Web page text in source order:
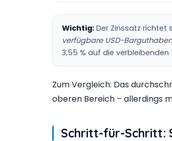
Wichtig: Der Zinssatz richtet
verfügbare USD-Barguthaben
3,55 % auf die verbleibenden
Zum Vergleich: Das
oberen Bereich – allerdings
Schritt-für-Schritt: